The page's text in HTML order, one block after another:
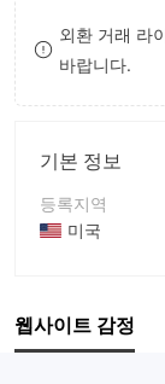
8
9
외환 거래 라
바랍니다.
기본 정보
등록지역
미국
회사 전체 이름
웹사이트 감정